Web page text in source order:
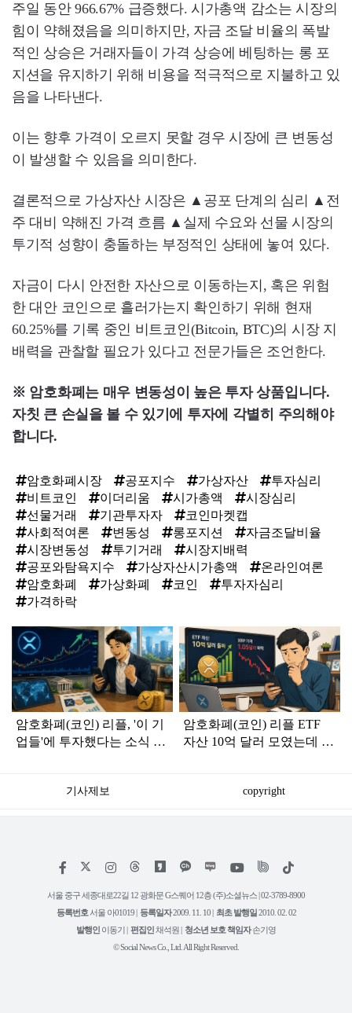
주일 동안 966.67% 급증했다. 시가총액 감소는 시장의
힘이 약해졌음을 의미하지만, 자금 조달 비율의 폭발
적인 상승은 거래자들이 가격 상승에 베팅하는 롱 포
지션을 유지하기 위해 비용을 적극적으로 지불하고 있
음을 나타낸다.
이는 향후 가격이 오르지 못할 경우 시장에 큰 변동성
이 발생할 수 있음을 의미한다.
결론적으로 가상자산 시장은 ▲공포 단계의 심리 ▲전
주 대비 약해진 가격 흐름 ▲실제 수요와 선물 시장의
투기적 성향이 충돌하는 부정적인 상태에 놓여 있다.
자금이 다시 안전한 자산으로 이동하는지, 혹은 위험
한 대안 코인으로 흘러가는지 확인하기 위해 현재
60.25%를 기록 중인 비트코인(Bitcoin, BTC)의 시장 지
배력을 관찰할 필요가 있다고 전문가들은 조언한다.
※ 암호화폐는 매우 변동성이 높은 투자 상품입니다.
자칫 큰 손실을 볼 수 있기에 투자에 각별히 주의해야
합니다.
암호화폐시장 공포지수 가상자산
투자심리
비트코인
이더리움 시가총액
시장심리
선물거래
기관투자자
코인마켓캡
사회적여론
변동성 롱포지션
자금조달비율
시장변동성
투기거래
시장지배력
공포와탐욕지수
가상자산시가총액
온라인여론
암호화폐
가상화폐 코인
투자자심리
가격하락
탑
라
인
암호화폐(코인) 리플, '이 기
업들'에 투자했다는 소식 알
암호화폐(코인) 리플 ETF
자산 10억 달러 모였는데 왜
기사제보 copyright
페
스
인
타
램
위
트
유
튜
틱
서울 중구 세종대로22길 12 광화문 G스퀘어 12층 (주)소셜뉴스 | 02-3789-8900
등록번호 서울 아01019 | 등록일자2009. 11. 10 | 최초 발행일2010. 02. 02
발행인 이동기 | 편집인채석원 | 청소년 보호 책임자손기영
© Social News Co., Ltd. All Right Reserved.